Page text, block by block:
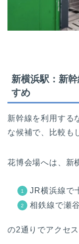
新横浜駅：新
すめ
新幹線を利用する
な候補で、比較も
花博会場へは、新
JR横浜線で
相鉄線で瀬
の2通りでアクセス